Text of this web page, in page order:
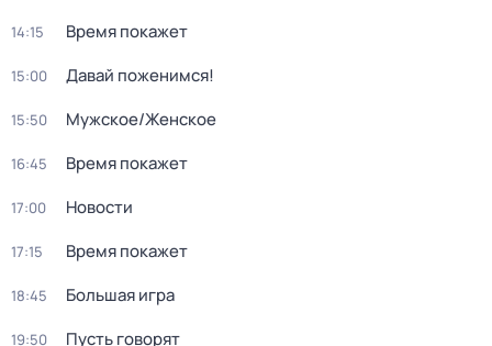
14:15 Время покажет
15:00 Давай поженимся!
15:50 Мужское/Женское
16:45 Время покажет
17:00 Новости
17:15 Время покажет
18:45 Большая игра
19:50 Пусть говорят